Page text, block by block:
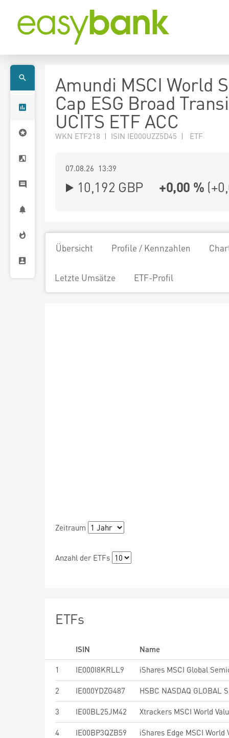
Amundi MSCI World
Cap ESG Broad
UCITS ETF ACC
WKN ETF218 | ISIN IE000UZZ5D45 | ETF
07.08.26 13:39
10,192 GBP +0,00 % (
Übersicht Profile / Kennzahlen
Letzte Umsätze ETF-Profil
Zeitraum
Anzahl der ETFs
ETFs
ISIN
Name
1
IE000I8KRLL9
2 IE000YDZG487
3 IE00BL25JM42 Xtrackers MSCI World
4 IE00BP3QZB59